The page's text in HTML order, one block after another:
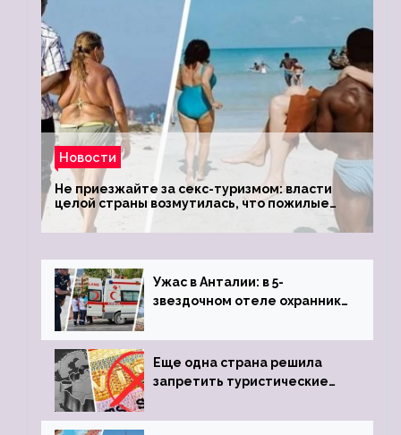
Новости
Не приезжайте за секс-туризмом: власти
целой страны возмутилась, что пожилые
туристки массово едут к ним, чтобы
обзавестись молодыми любовниками
Ужас в Анталии: в 5-
звездочном отеле охранник
пистолета
Еще одна страна решила
запретить туристические